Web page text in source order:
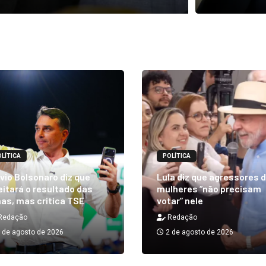
Bolsonaro diz que
o resultado das
mas critica TSE
de agosto de 2026
POLÍTICA
Lula diz que agressores
mulheres “não precisam
votar” nele
Redação
2 de agosto de 2026